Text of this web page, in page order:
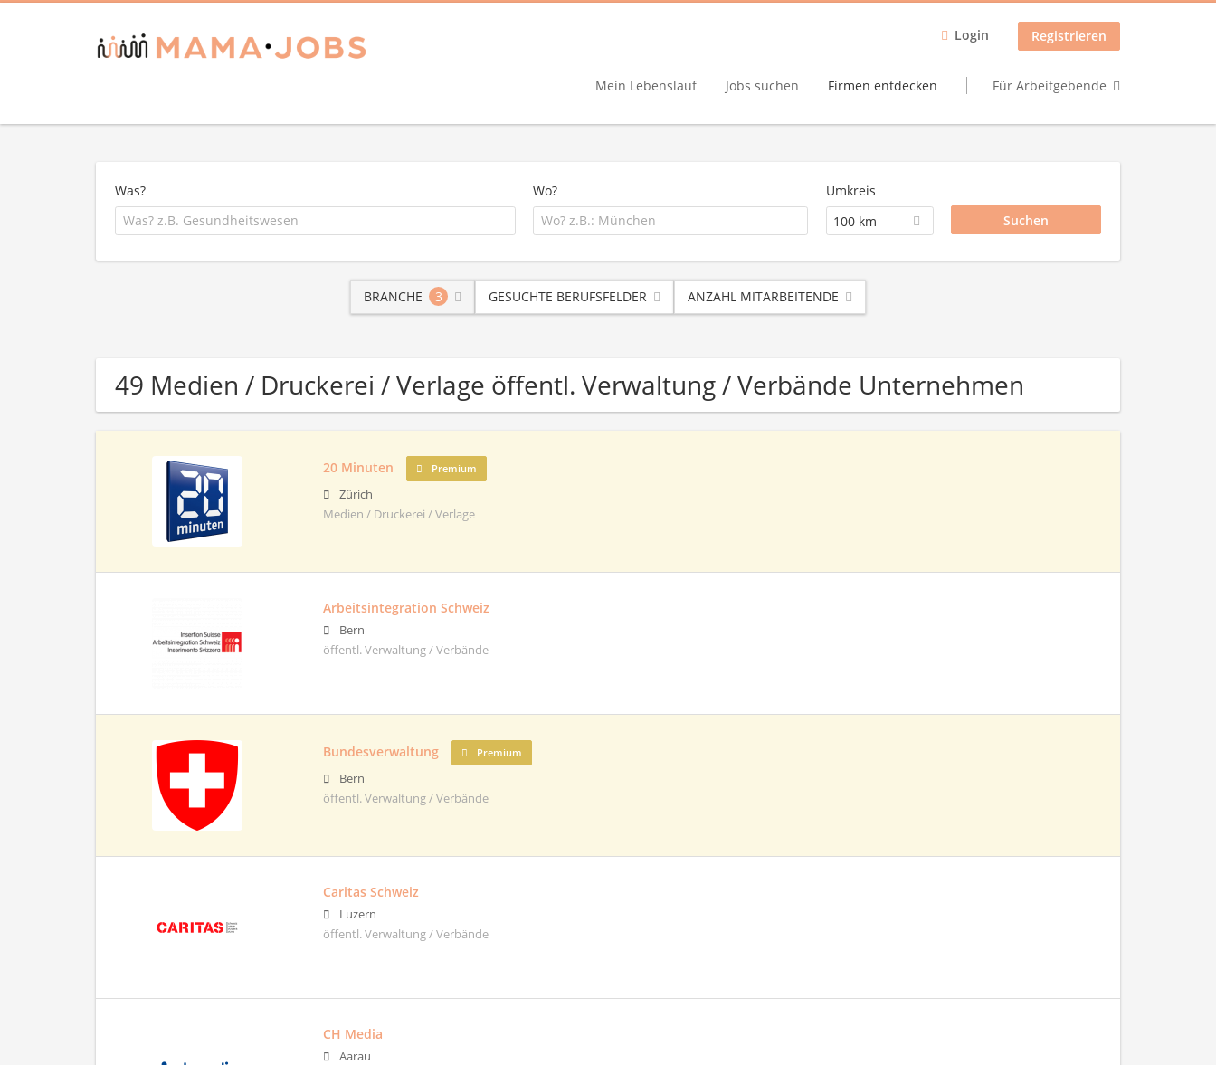
Login Registrieren
Mein Lebenslauf Jobs suchen Firmen entdecken Für Arbeitgebende
Was? Wo?
Umkreis
100 km
BRANCHE 3 GESUCHTE BERUFSFELDER ANZAHL MITARBEITENDE
49 Medien / Druckerei / Verlage öffentl. Verwaltung / Verbände Unternehmen
20 Minuten Premium
Zürich
Medien / Druckerei / Verlage
Arbeitsintegration Schweiz
Bern
öffentl. Verwaltung / Verbände
Bundesverwaltung Premium
Bern
öffentl. Verwaltung / Verbände
Caritas Schweiz
Luzern
öffentl. Verwaltung / Verbände
CH Media
Aarau